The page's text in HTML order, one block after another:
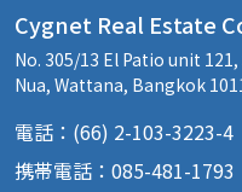
Cygnet Real Estate
No. 305/13 El Patio unit
Nua, Wattana, Bangkok
電話：(66) 2-103-3223-4
携帯電話：085-481-1793